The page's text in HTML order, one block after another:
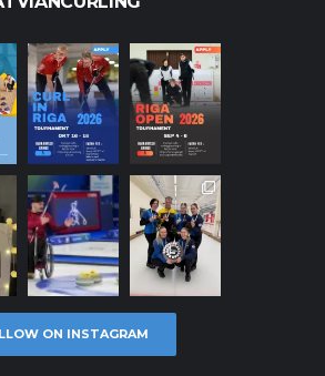
ON INSTAGRAM